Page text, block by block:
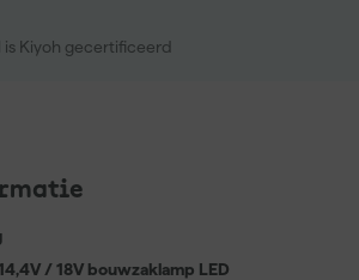
Kiyoh gecertificeerd
/ 18V bouwzaklamp LED